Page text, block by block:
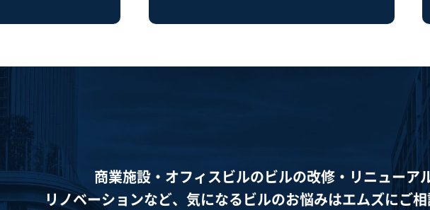
商業施設・オフィスビルのビルの改修・ リニューア
リノベーションなど、 気になるビルのお悩みはエムズにご